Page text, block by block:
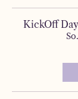
KickOff